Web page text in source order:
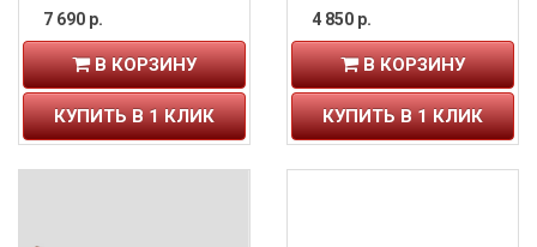
7 690 р.
В КОРЗИНУ
КУПИТЬ В 1 КЛИК
4 850 р.
В КОРЗИНУ
КУПИТЬ В 1 КЛИК